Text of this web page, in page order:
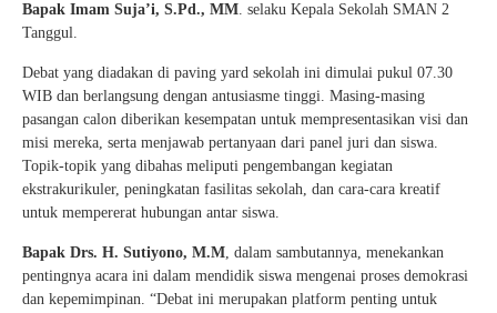
Bapak Imam Suja’i, S.Pd., MM. selaku Kepala Sekolah SMAN 2
Tanggul.
Debat yang diadakan di paving yard sekolah ini dimulai pukul 07.30
WIB dan berlangsung dengan antusiasme tinggi. Masing-masing
pasangan calon diberikan kesempatan untuk mempresentasikan visi dan
misi mereka, serta menjawab pertanyaan dari panel juri dan siswa.
Topik-topik yang dibahas meliputi pengembangan kegiatan
ekstrakurikuler, peningkatan fasilitas sekolah, dan cara-cara kreatif
untuk mempererat hubungan antar siswa.
Bapak Drs. H. Sutiyono, M.M, dalam sambutannya, menekankan
pentingnya acara ini dalam mendidik siswa mengenai proses demokrasi
dan kepemimpinan. “Debat ini merupakan platform penting untuk